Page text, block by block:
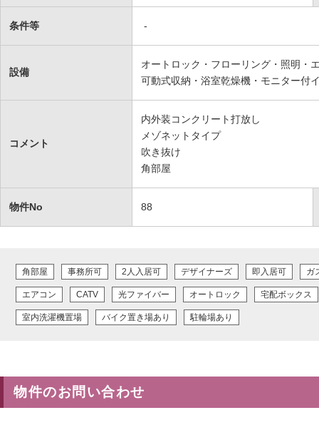
条件等 -
設備
オートロック・フローリング・照明・
可動式収納・浴室乾燥機・モニター付
コメント
内外装コンクリート打放し
メゾネットタイプ
吹き抜け
角部屋
物件No 88
角部屋 事務所可 2人入居可 デザイナーズ 即入居可 ガ
エアコン CATV 光ファイバー オートロック 宅配ボックス
室内洗濯機置場 バイク置き場あり 駐輪場あり
物件のお問い合わせ